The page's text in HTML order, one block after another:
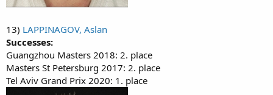
13) LAPPINAGOV, Aslan
Successes:
Guangzhou Masters 2018: 2. place
Masters St Petersburg 2017: 2. place
Tel Aviv Grand Prix 2020: 1. place